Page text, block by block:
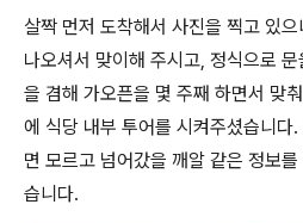
살짝 먼저 도착해서 사진을 찍고 있으
나오셔서 맞이해 주시고, 정식으로
을 겸해 가오픈을 몇 주째 하면서 맞
에 식당 내부 투어를 시켜주셨습니다
면 모르고 넘어갔을 깨알 같은 정보
습니다.